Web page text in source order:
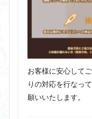
お客様に安心して
りの対応を行なっ
願いいたします。